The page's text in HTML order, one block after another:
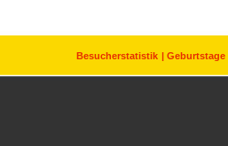
Besucherstatistik Geburtstage